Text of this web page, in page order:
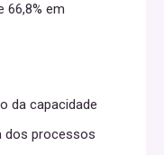
66,8% em
da capacidade
dos processos